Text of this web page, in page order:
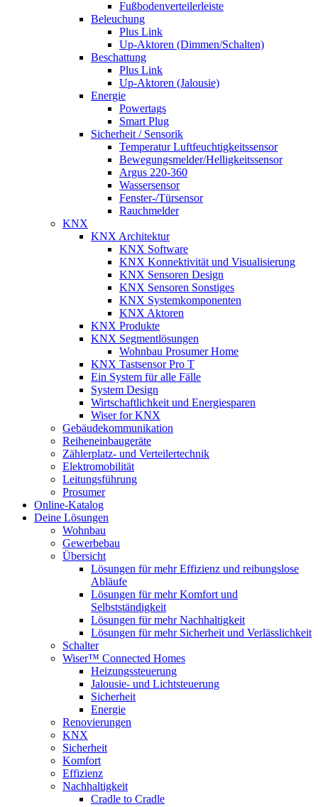
Fußbodenverteilerleiste
Beleuchung
Plus Link
Up-Aktoren (Dimmen/Schalten)
Beschattung
Plus Link
Up-Aktoren (Jalousie)
Energie
Powertags
Smart Plug
Sicherheit / Sensorik
Temperatur Luftfeuchtigkeitssensor
Bewegungsmelder/Helligkeitssensor
Argus 220-360
Wassersensor
Fenster-/Türsensor
Rauchmelder
KNX
KNX Architektur
KNX Software
KNX Konnektivität und Visualisierung
KNX Sensoren Design
KNX Sensoren Sonstiges
KNX Systemkomponenten
KNX Aktoren
KNX Produkte
KNX Segmentlösungen
Wohnbau Prosumer Home
KNX Tastsensor Pro T
Ein System für alle Fälle
System Design
Wirtschaftlichkeit und Energiesparen
Wiser for KNX
Gebäudekommunikation
Reiheneinbaugeräte
Zählerplatz- und Verteilertechnik
Elektromobilität
Leitungsführung
Prosumer
Online-Katalog
Deine Lösungen
Wohnbau
Gewerbebau
Übersicht
Lösungen für mehr Effizienz und reibungslose
Abläufe
Lösungen für mehr Komfort und
Selbstständigkeit
Lösungen für mehr Nachhaltigkeit
Lösungen für mehr Sicherheit und Verlässlichkeit
Schalter
Wiser™ Connected Homes
Heizungssteuerung
Jalousie- und Lichtsteuerung
Sicherheit
Energie
Renovierungen
KNX
Sicherheit
Komfort
Effizienz
Nachhaltigkeit
Cradle to Cradle